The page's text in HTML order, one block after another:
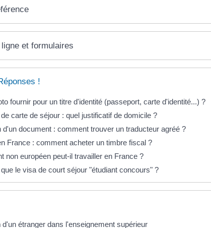
et formulaires
!
fournir pour un titre d'identité (passeport, carte d'identité...) ?
carte de séjour : quel justificatif de domicile ?
d'un document : comment trouver un traducteur agréé ?
France : comment acheter un timbre fiscal ?
non européen peut-il travailler en France ?
le visa de court séjour "étudiant concours" ?
d'un étranger dans l'enseignement supérieur